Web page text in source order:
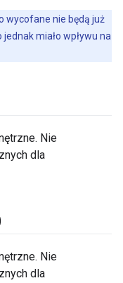
wycofane nie będą już
miało wpływu na
Nie
dla
Nie
dla